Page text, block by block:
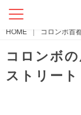
HOME | コロンボ首
コロンボ
ストリート